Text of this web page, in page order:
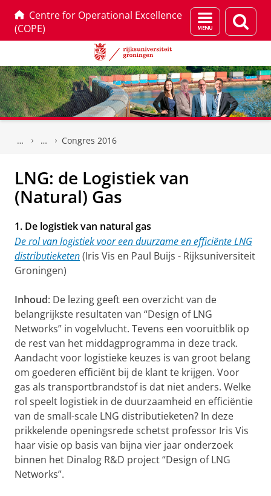
Centre for Operational Excellence
(COPE)
Menu
en
Congres 2016
LNG: de Logistiek van
(Natural) Gas
1. De logistiek van natural gas
De rol van logistiek voor een duurzame en efficiënte LNG
distributieketen(Iris Vis en Paul Buijs - Rijksuniversiteit
Groningen)
Inhoud: De lezing geeft een overzicht van de
belangrijkste resultaten van “Design of LNG
Networks” in vogelvlucht. Tevens een vooruitblik op
de rest van het middagprogramma in deze track.
Aandacht voor logistieke keuzes is van groot belang
om goederen efficiënt bij de klant te krijgen. Voor
gas als transportbrandstof is dat niet anders. Welke
rol speelt logistiek in de duurzaamheid en efficiëntie
van de small-scale LNG distributieketen? In deze
prikkelende openingsrede schetst professor Iris Vis
haar visie op basis van bijna vier jaar onderzoek
binnen het Dinalog R&D project “Design of LNG
Networks”.